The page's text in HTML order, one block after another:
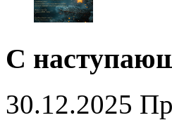
С
30.12.2025